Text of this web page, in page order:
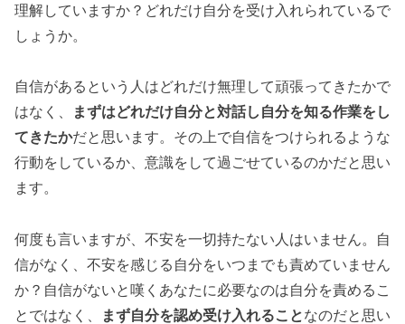
理解していますか？どれだけ自分を受け入れられているで
しょうか。
自信があるという人はどれだけ無理して頑張ってきたかで
はなく、
まずはどれだけ自分と対話し自分を知る作業をし
てきたかだと思います。その上で自信をつけられるような
行動をしているか、意識をして過ごせているのかだと思い
ます。
何度も言いますが、不安を一切持たない人はいません。自
信がなく、不安を感じる自分をいつまでも責めていません
か？自信がないと嘆くあなたに必要なのは自分を責めるこ
とではなく、
まず自分を認め受け入れることなのだと思い